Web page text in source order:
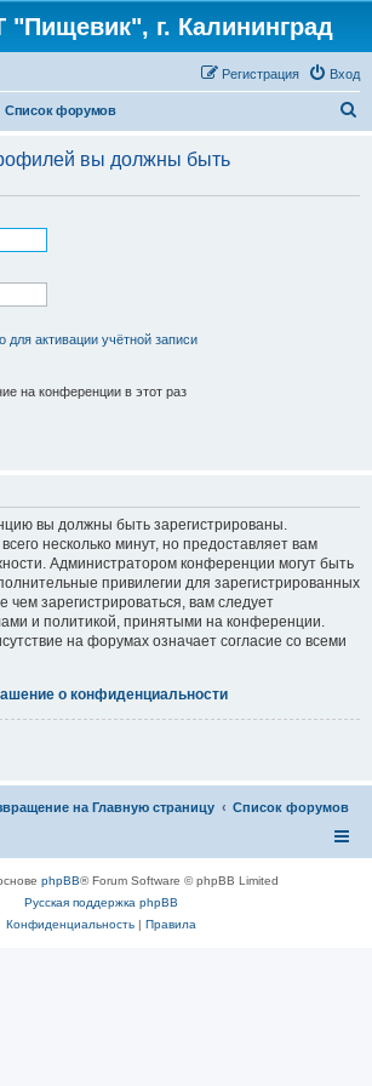
г. Калининград
Вход
Регистрация
Список форумов
с
вы должны быть
активации учётной записи
на конференции в этот раз
вы должны быть зарегистрированы.
несколько минут, но предоставляет вам
Администратором конференции могут быть
привилегии для зарегистрированных
чем зарегистрироваться, вам следует
и политикой, принятыми на конференции.
на форумах означает согласие со всеми
о конфиденциальности
на Главную страницу Список форумов
phpBB® Forum Software © phpBB Limited
Русская поддержка phpBB
Конфиденциальность| Правила